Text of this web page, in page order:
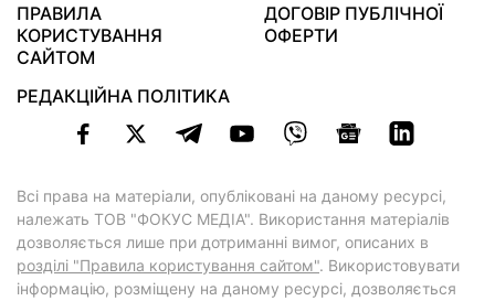
ПРАВИЛА
КОРИСТУВАННЯ
САЙТОМ
ДОГОВІР ПУБЛІЧНОЇ
ОФЕРТИ
РЕДАКЦІЙНА ПОЛІТИКА
Всі права на матеріали, опубліковані на даному ресурсі,
належать ТОВ "ФОКУС МЕДІА". Використання матеріалів
дозволяється лише при дотриманні вимог, описаних в
розділі "Правила користування сайтом". Використовувати
інформацію, розміщену на даному ресурсі, дозволяється